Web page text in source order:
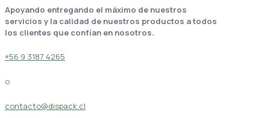
Apoyando entregando el máximo de nuestros
servicios y la calidad de nuestros productos a todos
los clientes que confían en nosotros.
+56 9 3187 4265
o
contacto@dispack.cl